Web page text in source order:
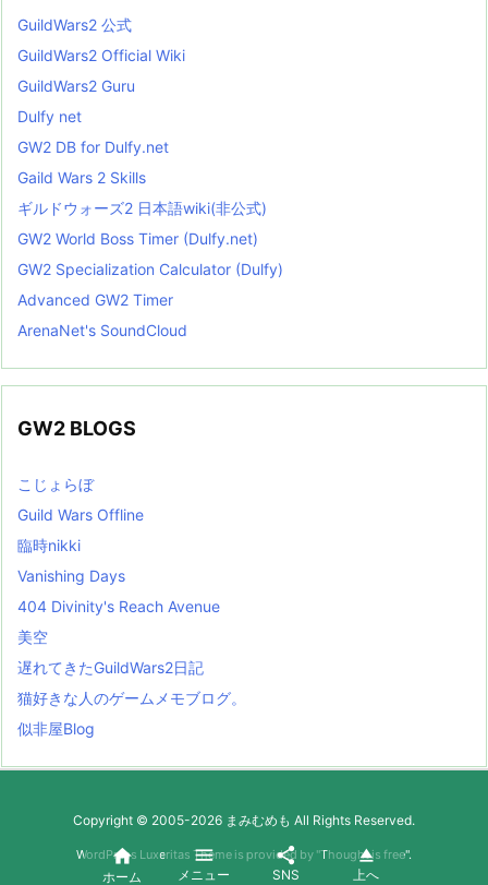
GuildWars2 公式
GuildWars2 Official Wiki
GuildWars2 Guru
Dulfy net
GW2 DB for Dulfy.net
Gaild Wars 2 Skills
ギルドウォーズ2 日本語wiki(非公式)
GW2 World Boss Timer (Dulfy.net)
GW2 Specialization Calculator (Dulfy)
Advanced GW2 Timer
ArenaNet's SoundCloud
GW2 BLOGS
こじょらぼ
Guild Wars Offline
臨時nikki
Vanishing Days
404 Divinity's Reach Avenue
美空
遅れてきたGuildWars2日記
猫好きな人のゲームメモブログ。
似非屋Blog
Copyright © 2005-2026 まみむめも All Rights Reserved.
WordPress Luxeritas Theme is provided by "Thought is free".

ホーム

メニュー

SNS

上へ